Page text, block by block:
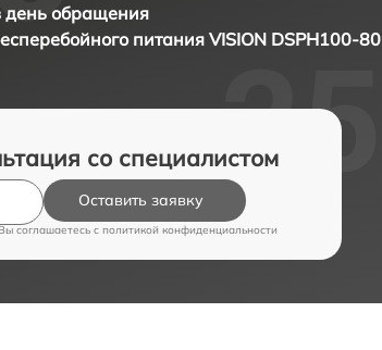
день обращения
питания VISION DSPH100-
со специалистом
Оставить заявку
соглашаетесь c политикой конфиденциальности